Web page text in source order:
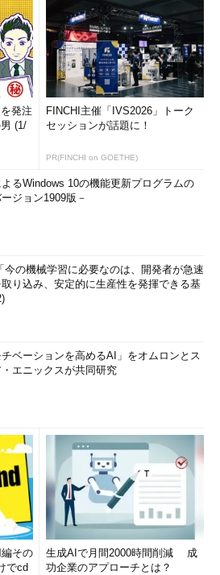
発注
(1/
FINCHI主催「IVS2026」トーク
セッションが話題に！
PR(FINCHI on GOETHE)
るWindows 10の機能更新プログラムの
ジョン1909版－
今の機械学習に必要なのは、開発者が急速
り込み、安定的に生産性を発揮できる基
チベーションを高めるAI」をオムロンとス
エニックスが共同研究
編その
でcd
生成AIで月間2000時間削減 成
功企業のアプローチとは？